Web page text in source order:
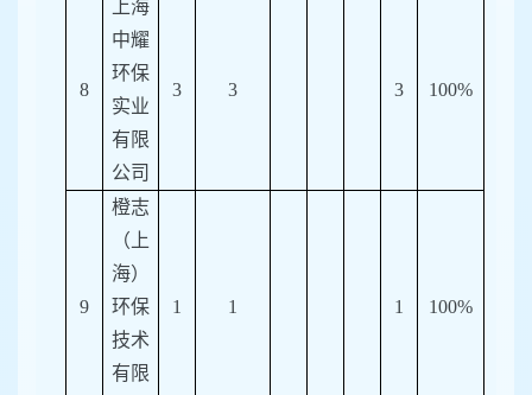
8
上海
中耀
环保
实业
有限
公司
3 3 3 100%
9
橙志
（上
海）
环保
技术
有限
1 1 1 100%